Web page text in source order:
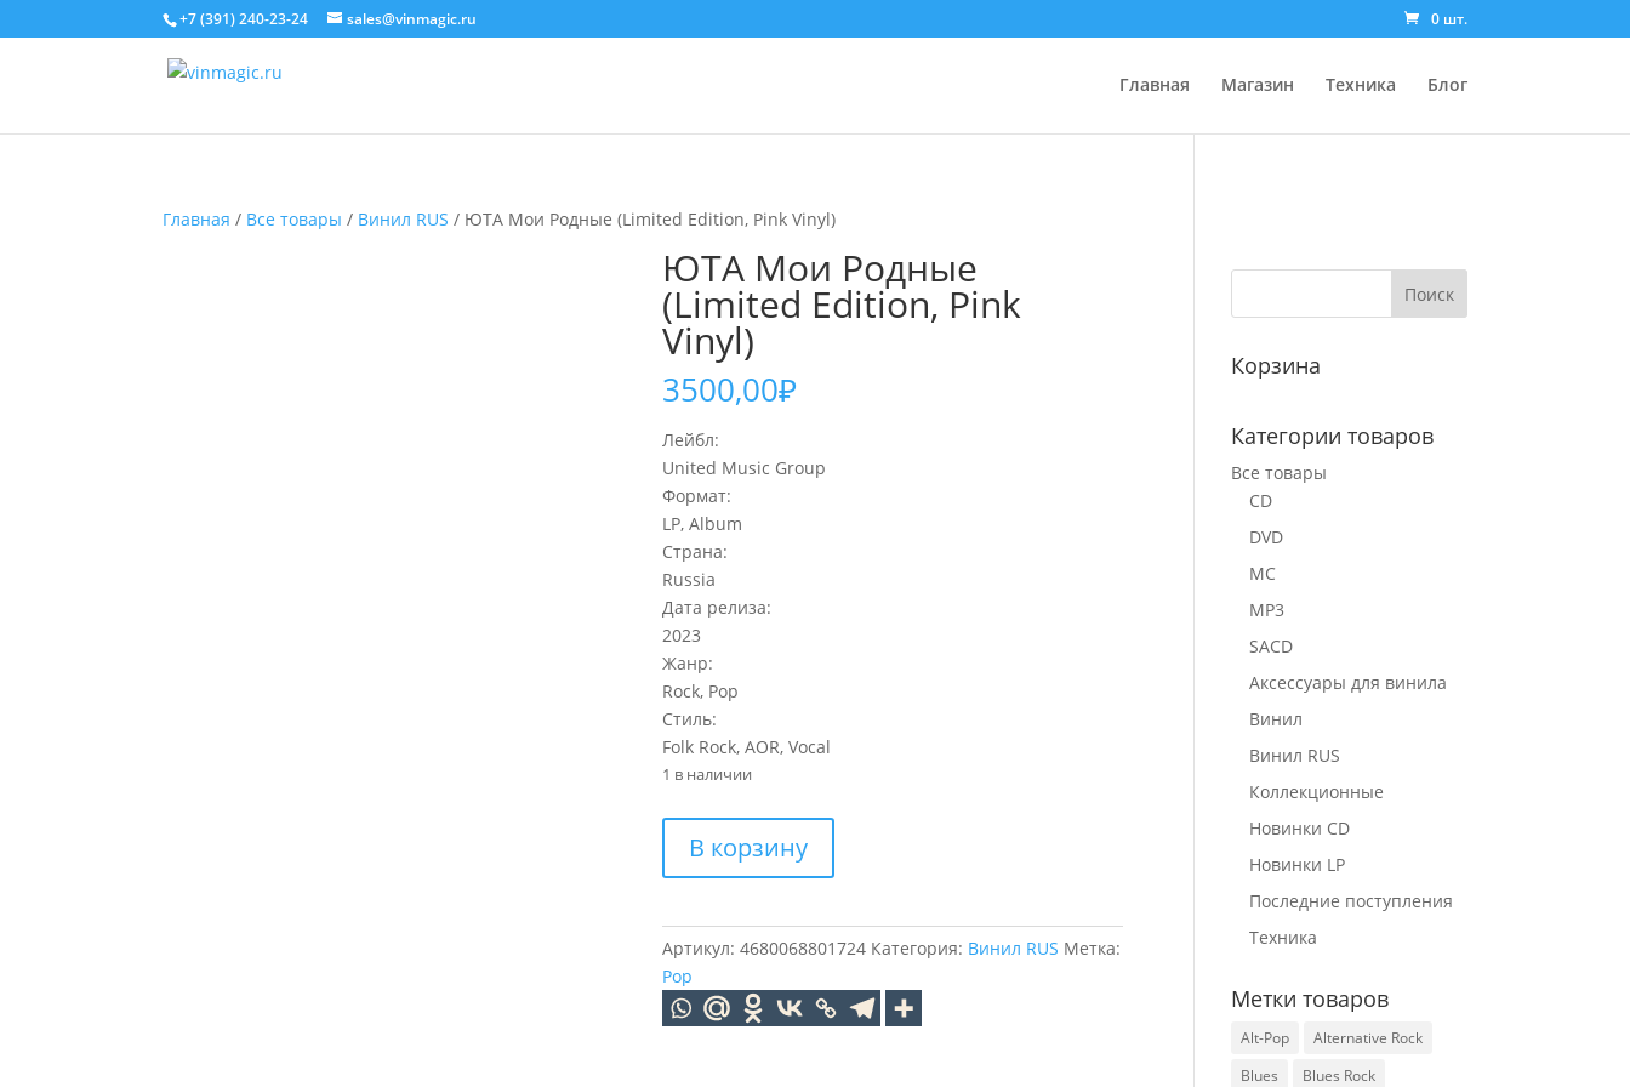
+7 (391) 240-23-24 sales@vinmagic.ru 0 шт.
Главная Магазин Техника Блог
Главная / Все товары / Винил RUS / ЮТА Мои Родные (Limited Edition, Pink Vinyl)
ЮТА Мои Родные
(Limited Edition, Pink
Vinyl)
3500,00₽
Лейбл:
United Music Group
Формат:
LP, Album
Страна:
Russia
Дата релиза:
2023
Жанр:
Rock, Pop
Стиль:
Folk Rock, AOR, Vocal
1 в наличии
товара
ЮТА
Родные
(Limited
Edition,
Pink
В корзину
Артикул:4680068801724 Категория: Винил RUS Метка:
Pop
Корзина
Категории товаров
Все товары
CD
DVD
MC
MP3
SACD
Аксессуары для винила
Винил
Винил RUS
Коллекционные
Новинки CD
Новинки LP
Последние поступления
Техника
Метки товаров
Alt-Pop
Alternative Rock
Blues
Blues Rock